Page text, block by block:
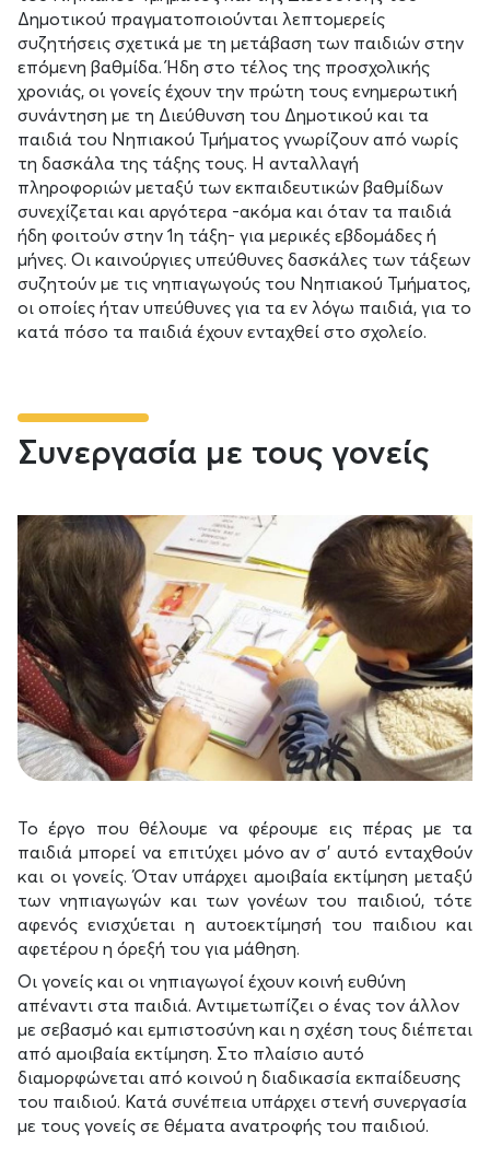
Δημοτικού πραγματοποιούνται λεπτομερείς
συζητήσεις σχετικά με τη μετάβαση των παιδιών στην
επόμενη βαθμίδα. Ήδη στο τέλος της προσχολικής
χρονιάς, οι γονείς έχουν την πρώτη τους ενημερωτική
συνάντηση με τη Διεύθυνση του Δημοτικού και τα
παιδιά του Νηπιακού Τμήματος γνωρίζουν από νωρίς
τη δασκάλα της τάξης τους. Η ανταλλαγή
πληροφοριών μεταξύ των εκπαιδευτικών βαθμίδων
συνεχίζεται και αργότερα -ακόμα και όταν τα παιδιά
ήδη φοιτούν στην 1η τάξη- για μερικές εβδομάδες ή
μήνες. Οι καινούργιες υπεύθυνες δασκάλες των τάξεων
συζητούν με τις νηπιαγωγούς του Νηπιακού Τμήματος,
οι οποίες ήταν υπεύθυνες για τα εν λόγω παιδιά, για το
κατά πόσο τα παιδιά έχουν ενταχθεί στο σχολείο.
Συνεργασία με τους γονείς
Το έργο που θέλουμε να φέρουμε εις πέρας με τα
παιδιά μπορεί να επιτύχει μόνο αν σ’ αυτό ενταχθούν
και οι γονείς. Όταν υπάρχει αμοιβαία εκτίμηση μεταξύ
των νηπιαγωγών και των γονέων του παιδιού, τότε
αφενός ενισχύεται η αυτοεκτίμησή του παιδιου και
αφετέρου η όρεξή του για μάθηση.
Οι γονείς και οι νηπιαγωγοί έχουν κοινή ευθύνη
απέναντι στα παιδιά. Αντιμετωπίζει ο ένας τον άλλον
με σεβασμό και εμπιστοσύνη και η σχέση τους διέπεται
από αμοιβαία εκτίμηση. Στο πλαίσιο αυτό
διαμορφώνεται από κοινού η διαδικασία εκπαίδευσης
του παιδιού. Κατά συνέπεια υπάρχει στενή συνεργασία
με τους γονείς σε θέματα ανατροφής του παιδιού.